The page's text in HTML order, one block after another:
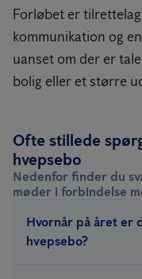
Forløbet er
kommunikation og
uanset om der er
bolig eller et større
Ofte stillede
hvepsebo
Nedenfor finder du
møder i forbindelse
Hvornår på året er
hvepsebo?